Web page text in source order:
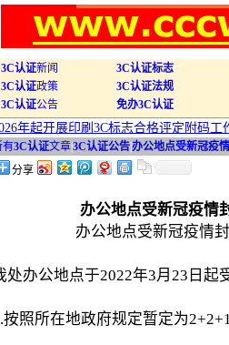
3C认证新闻
3C认证政策
3C认证公告
3C认证标志
3C认证法规
免办3C认证
年起开展印刷3C标志合格评定附码工
有3C认证文章|3C认证公告|办公地点受新冠疫
分享
办公地点受新冠疫情
办公地点受新冠疫情
处办公地点于2022年3月23日起
按照所在地政府规定暂定为